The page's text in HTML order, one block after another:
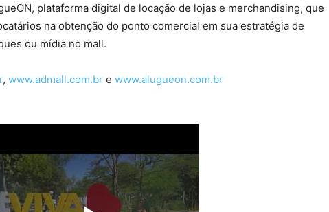
plataforma digital de locação de lojas e merchandising, que
na obtenção do ponto comercial em sua estratégia de
ou mídia no mall.
, www.admall.com.br e www.alugueon.com.br